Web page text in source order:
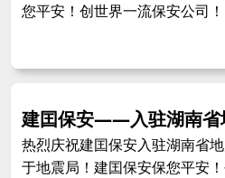
您平安！创世界一流保安公司！
建囯保安——入驻湖南省
热烈庆祝建囯保安入驻湖南省
于地震局！建囯保安保您平安